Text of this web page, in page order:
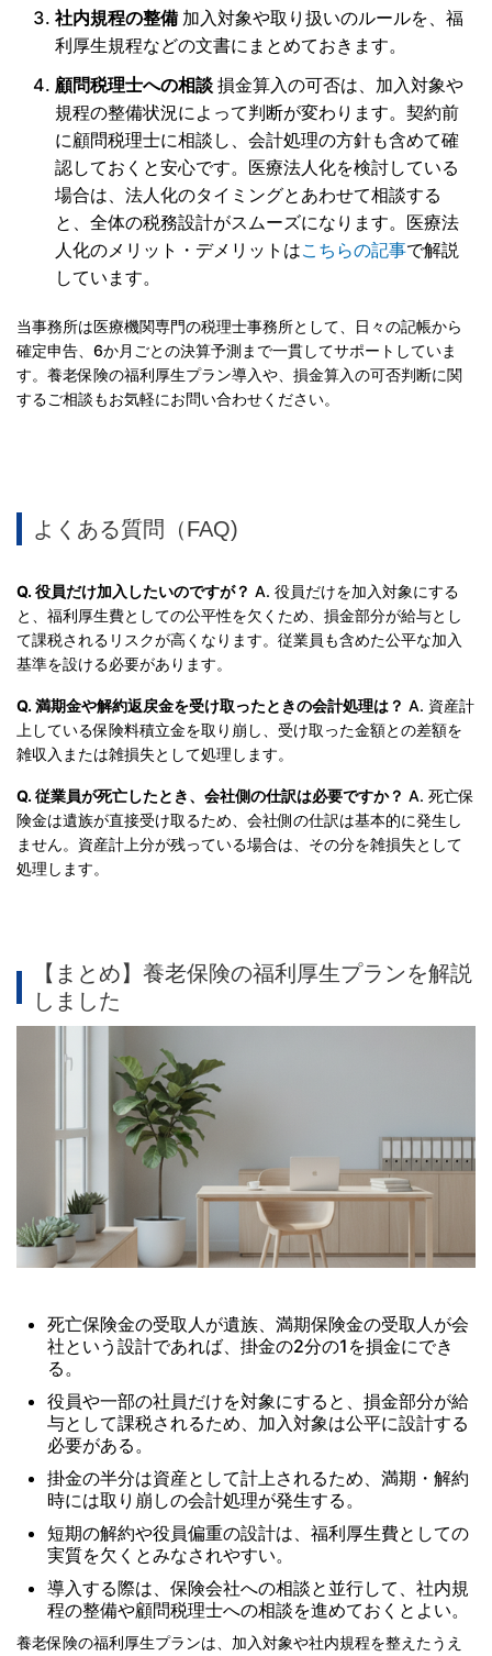
社内規程の整備 加入対象や取り扱いのルールを、福
利厚生規程などの文書にまとめておきます。
顧問税理士への相談 損金算入の可否は、加入対象や
規程の整備状況によって判断が変わります。契約前
に顧問税理士に相談し、会計処理の方針も含めて確
認しておくと安心です。医療法人化を検討している
場合は、法人化のタイミングとあわせて相談する
と、全体の税務設計がスムーズになります。医療法
人化のメリット・デメリットはこちらの記事で解説
しています。
当事務所は医療機関専門の税理士事務所として、日々の記帳から
確定申告、6か月ごとの決算予測まで一貫してサポートしていま
す。養老保険の福利厚生プラン導入や、損金算入の可否判断に関
するご相談もお気軽にお問い合わせください。
よくある質問（FAQ)
Q. 役員だけ加入したいのですが？ A. 役員だけを加入対象にする
と、福利厚生費としての公平性を欠くため、損金部分が給与とし
て課税されるリスクが高くなります。従業員も含めた公平な加入
基準を設ける必要があります。
Q. 満期金や解約返戻金を受け取ったときの会計処理は？ A. 資産計
上している保険料積立金を取り崩し、受け取った金額との差額を
雑収入または雑損失として処理します。
Q. 従業員が死亡したとき、会社側の仕訳は必要ですか？ A. 死亡保
険金は遺族が直接受け取るため、会社側の仕訳は基本的に発生し
ません。資産計上分が残っている場合は、その分を雑損失として
処理します。
【まとめ】養老保険の福利厚生プランを解説
しました
死亡保険金の受取人が遺族、満期保険金の受取人が会
社という設計であれば、掛金の2分の1を損金にでき
る。
役員や一部の社員だけを対象にすると、損金部分が給
与として課税されるため、加入対象は公平に設計する
必要がある。
掛金の半分は資産として計上されるため、満期・解約
時には取り崩しの会計処理が発生する。
短期の解約や役員偏重の設計は、福利厚生費としての
実質を欠くとみなされやすい。
導入する際は、保険会社への相談と並行して、社内規
程の整備や顧問税理士への相談を進めておくとよい。
養老保険の福利厚生プランは、加入対象や社内規程を整えたうえ